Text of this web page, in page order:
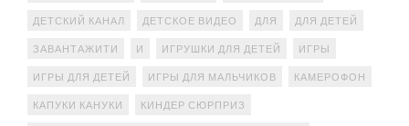
ДЕТСКИЙ КАНАЛ ДЕТСКОЕ ВИДЕО ДЛЯ ДЛЯ ДЕТЕЙ
ЗАВАНТАЖИТИ И ИГРУШКИ ДЛЯ ДЕТЕЙ ИГРЫ
ИГРЫ ДЛЯ ДЕТЕЙ ИГРЫ ДЛЯ МАЛЬЧИКОВ КАМЕРОФОН
КАПУКИ КАНУКИ КИНДЕР СЮРПРИЗ